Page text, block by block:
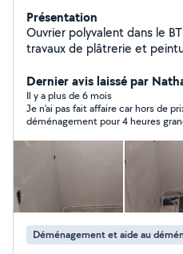
Présentation
Ouvrier polyvalent dans le
travaux de plâtrerie et
Dernier avis laissé par
Il y a plus de 6 mois
Je n'ai pas fait affaire car hors de
déménagement pour 4 heures
site
Déménagement et aide au